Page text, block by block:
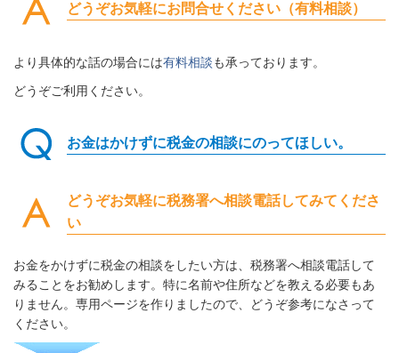
どうぞお気軽にお問合せください（有料相談）
より具体的な話の場合には有料相談も承っております。
どうぞご利用ください。
お金はかけずに税金の相談にのってほしい。
どうぞお気軽に税務署へ相談電話してみてくださ
い
お金をかけずに税金の相談をしたい方は、税務署へ相談電話して
みることをお勧めします。特に名前や住所などを教える必要もあ
りません。専用ページを作りましたので、どうぞ参考になさって
ください。